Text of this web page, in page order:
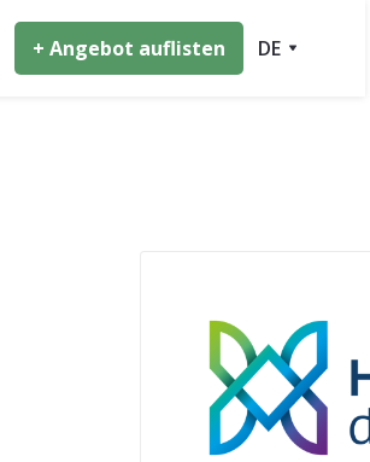
+ Angebot auflisten DE